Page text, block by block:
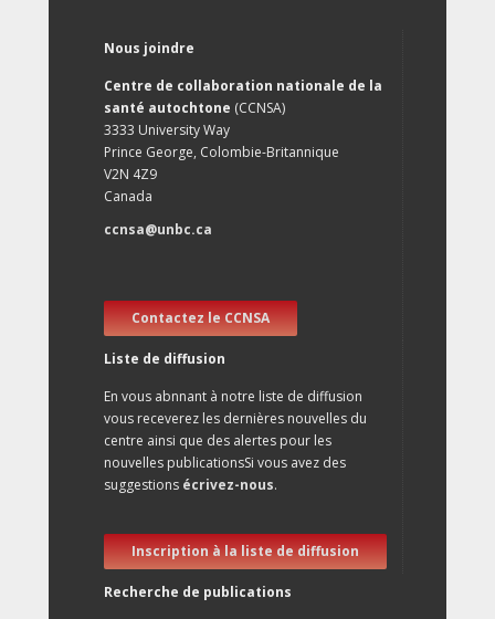
Nous joindre
Centre de collaboration nationale de la
santé autochtone (CCNSA)
3333 University Way
Prince George, Colombie-Britannique
V2N 4Z9
Canada
ccnsa@unbc.ca
Contactez le CCNSA
Liste de diffusion
En vous abnnant à notre liste de diffusion
vous receverez les dernières nouvelles du
centre ainsi que des alertes pour les
nouvelles publicationsSi vous avez des
suggestions écrivez-nous.
Inscription à la liste de diffusion
Recherche de publications